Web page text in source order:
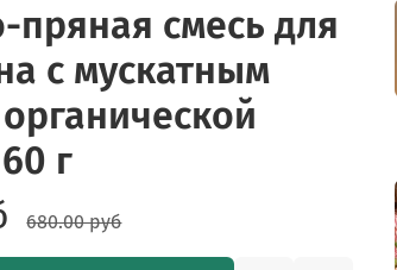
пряная смесь для
с мускатным
г
680.00 руб